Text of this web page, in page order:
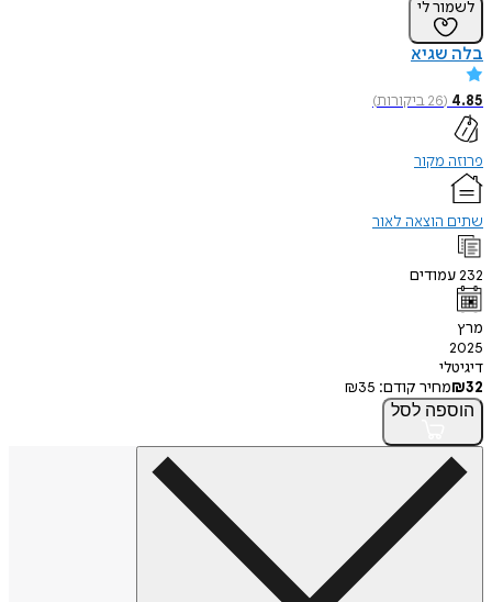
לשמור לי
בלה שגיא
4.85
(
26ביקורות)
פרוזה מקור
שתים הוצאה לאור
232עמודים
מרץ
2025
דיגיטלי
₪32 מחיר קודם: ₪35
הוספה לסל